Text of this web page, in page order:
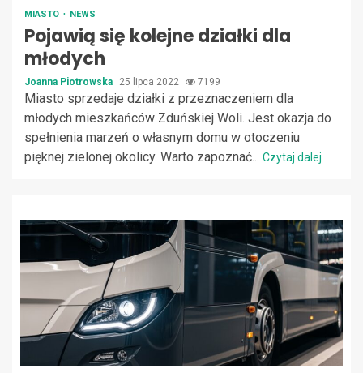
MIASTO NEWS
Pojawią się kolejne działki dla
młodych
Joanna Piotrowska 25 lipca 2022 7199
Miasto sprzedaje działki z przeznaczeniem dla
młodych mieszkańców Zduńskiej Woli. Jest okazja do
spełnienia marzeń o własnym domu w otoczeniu
pięknej zielonej okolicy. Warto zapoznać... Czytaj dalej